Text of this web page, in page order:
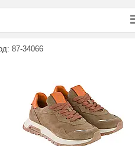
87-34066